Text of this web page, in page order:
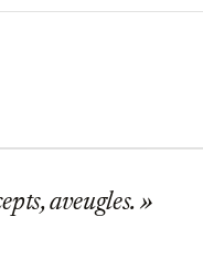
aveugles.